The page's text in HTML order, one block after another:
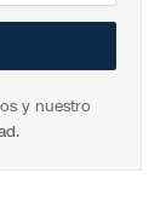
y nuestro
.